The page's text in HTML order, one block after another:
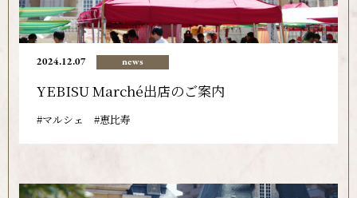
2024.12.07 news
YEBISU Marché出店のご案内
マルシェ 恵比寿